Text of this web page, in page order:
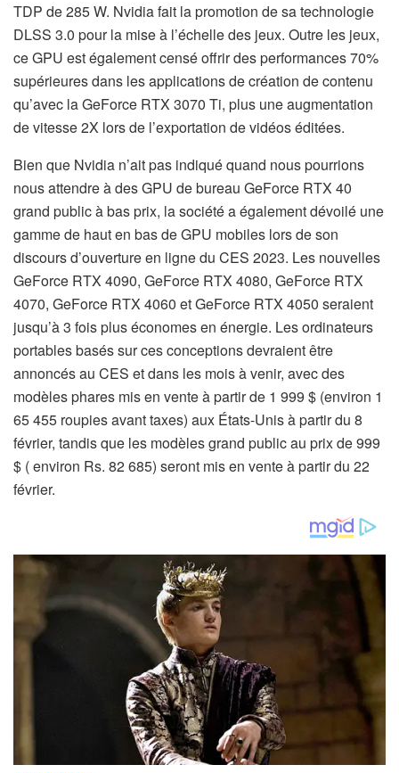
TDP de 285 W. Nvidia fait la promotion de sa technologie
DLSS 3.0 pour la mise à l’échelle des jeux. Outre les jeux,
ce GPU est également censé offrir des performances 70%
supérieures dans les applications de création de contenu
qu’avec la GeForce RTX 3070 Ti, plus une augmentation
de vitesse 2X lors de l’exportation de vidéos éditées.
Bien que Nvidia n’ait pas indiqué quand nous pourrions
nous attendre à des GPU de bureau GeForce RTX 40
grand public à bas prix, la société a également dévoilé une
gamme de haut en bas de GPU mobiles lors de son
discours d’ouverture en ligne du CES 2023. Les nouvelles
GeForce RTX 4090, GeForce RTX 4080, GeForce RTX
4070, GeForce RTX 4060 et GeForce RTX 4050 seraient
jusqu’à 3 fois plus économes en énergie. Les ordinateurs
portables basés sur ces conceptions devraient être
annoncés au CES et dans les mois à venir, avec des
modèles phares mis en vente à partir de 1 999 $ (environ 1
65 455 roupies avant taxes) aux États-Unis à partir du 8
février, tandis que les modèles grand public au prix de 999
$ ( environ Rs. 82 685) seront mis en vente à partir du 22
février.